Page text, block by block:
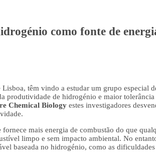
como fonte de
têm vindo a estudar um grupo especial
produtividade de hidrogénio e maior
Chemical Biology estes investigadores
mais energia de combustão do que
limpo e sem impacto ambiental. No
baseada no hidrogénio, como as